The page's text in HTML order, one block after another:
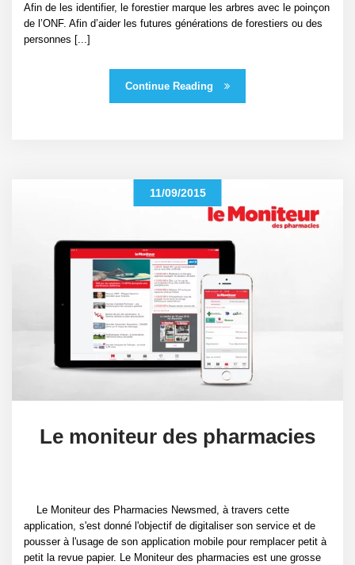
Afin de les identifier, le forestier marque les arbres avec le poinçon
de l’ONF. Afin d’aider les futures générations de forestiers ou des
personnes [...]
Continue Reading
11/09/2015
Le moniteur des pharmacies
Le Moniteur des Pharmacies Newsmed, à travers cette
application, s'est donné l'objectif de digitaliser son service et de
pousser à l'usage de son application mobile pour remplacer petit à
petit la revue papier. Le Moniteur des pharmacies est une grosse